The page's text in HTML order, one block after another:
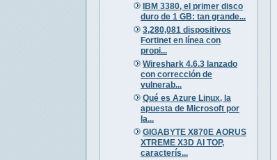
IBM 3380, el primer disco
duro de 1 GB: tan grande...
3,280,081 dispositivos
Fortinet en línea con
propi...
Wireshark 4.6.3 lanzado
con corrección de
vulnerab...
Qué es Azure Linux, la
apuesta de Microsoft por
la...
GIGABYTE X870E AORUS
XTREME X3D AI TOP,
caracterís...